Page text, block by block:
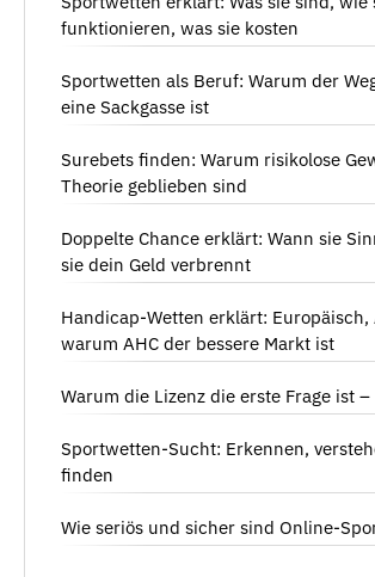
funktionieren, was sie kosten
Sportwetten als Beruf: Warum der
eine Sackgasse ist
Surebets finden: Warum risikolose
Theorie geblieben sind
Doppelte Chance erklärt: Wann sie
sie dein Geld verbrennt
Handicap-Wetten erklärt: Europäisch,
warum AHC der bessere Markt ist
Warum die Lizenz die erste Frage ist
Sportwetten-Sucht: Erkennen,
finden
Wie seriös und sicher sind Online-